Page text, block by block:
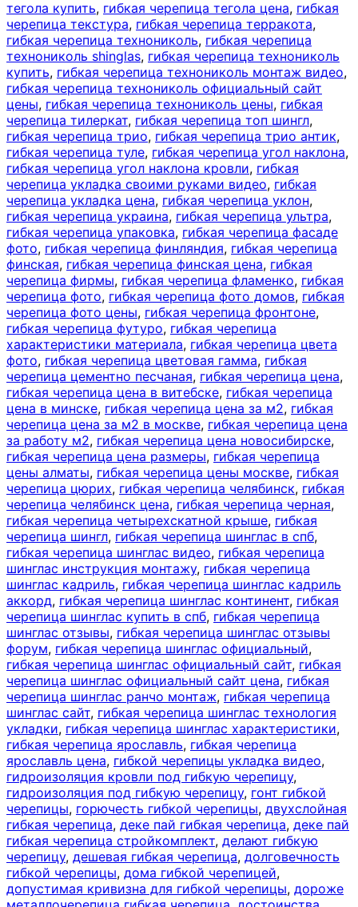
тегола купить, гибкая черепица тегола цена, гибкая
черепица текстура, гибкая черепица терракота,
гибкая черепица технониколь, гибкая черепица
технониколь shinglas, гибкая черепица технониколь
купить, гибкая черепица технониколь монтаж видео,
гибкая черепица технониколь официальный сайт
цены, гибкая черепица технониколь цены, гибкая
черепица тилеркат, гибкая черепица топ шингл,
гибкая черепица трио, гибкая черепица трио антик,
гибкая черепица туле, гибкая черепица угол наклона,
гибкая черепица угол наклона кровли, гибкая
черепица укладка своими руками видео, гибкая
черепица укладка цена, гибкая черепица уклон,
гибкая черепица украина, гибкая черепица ультра,
гибкая черепица упаковка, гибкая черепица фасаде
фото, гибкая черепица финляндия, гибкая черепица
финская, гибкая черепица финская цена, гибкая
черепица фирмы, гибкая черепица фламенко, гибкая
черепица фото, гибкая черепица фото домов, гибкая
черепица фото цены, гибкая черепица фронтоне,
гибкая черепица футуро, гибкая черепица
характеристики материала, гибкая черепица цвета
фото, гибкая черепица цветовая гамма, гибкая
черепица цементно песчаная, гибкая черепица цена,
гибкая черепица цена в витебске, гибкая черепица
цена в минске, гибкая черепица цена за м2, гибкая
черепица цена за м2 в москве, гибкая черепица цена
за работу м2, гибкая черепица цена новосибирске,
гибкая черепица цена размеры, гибкая черепица
цены алматы, гибкая черепица цены москве, гибкая
черепица цюрих, гибкая черепица челябинск, гибкая
черепица челябинск цена, гибкая черепица черная,
гибкая черепица четырехскатной крыше, гибкая
черепица шингл, гибкая черепица шинглас в спб,
гибкая черепица шинглас видео, гибкая черепица
шинглас инструкция монтажу, гибкая черепица
шинглас кадриль, гибкая черепица шинглас кадриль
аккорд, гибкая черепица шинглас континент, гибкая
черепица шинглас купить в спб, гибкая черепица
шинглас отзывы, гибкая черепица шинглас отзывы
форум, гибкая черепица шинглас официальный,
гибкая черепица шинглас официальный сайт, гибкая
черепица шинглас официальный сайт цена, гибкая
черепица шинглас ранчо монтаж, гибкая черепица
шинглас сайт, гибкая черепица шинглас технология
укладки, гибкая черепица шинглас характеристики,
гибкая черепица ярославль, гибкая черепица
ярославль цена, гибкой черепицы укладка видео,
гидроизоляция кровли под гибкую черепицу,
гидроизоляция под гибкую черепицу, гонт гибкой
черепицы, горючесть гибкой черепицы, двухслойная
гибкая черепица, деке пай гибкая черепица, деке пай
гибкая черепица стройкомплект, делают гибкую
черепицу, дешевая гибкая черепица, долговечность
гибкой черепицы, дома гибкой черепицей,
допустимая кривизна для гибкой черепицы, дороже